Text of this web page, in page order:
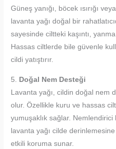
Güneş yanığı, böcek ısırığı
lavanta yağı doğal bir
sayesinde ciltteki kaşıntı,
Hassas ciltlerde bile güvenle
cildi yatıştırır.
5. Doğal Nem Desteği
Lavanta yağı, cildin doğal nem
olur. Özellikle kuru ve hassas
yumuşaklık sağlar. Nemlendirici
lavanta yağı cilde
etkili koruma sunar.